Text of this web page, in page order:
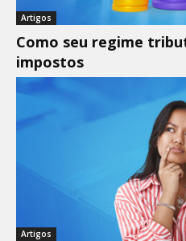
Artigos
Como seu regime
impostos
Artigos